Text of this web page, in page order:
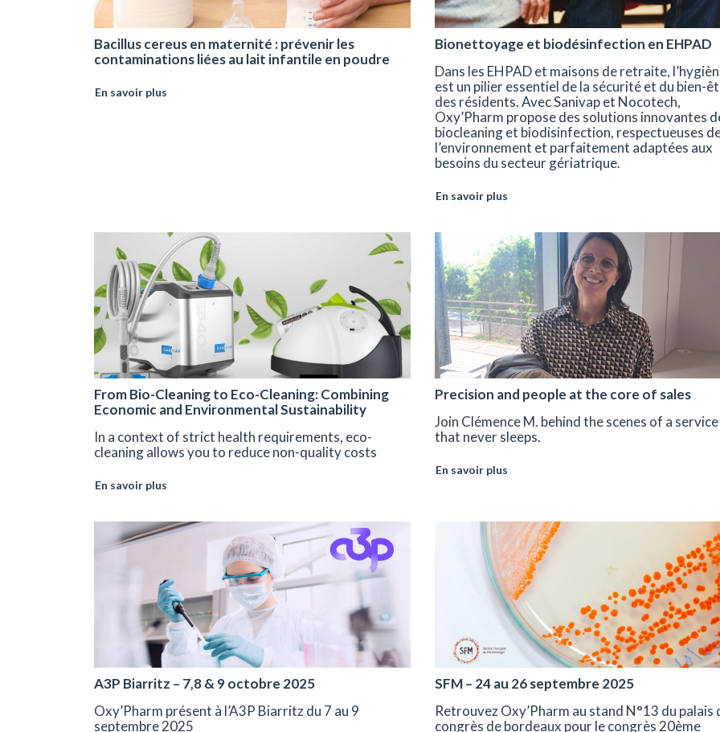
Bacillus cereus en maternité : prévenir les
contaminations liées au lait infantile en poudre
En savoir plus
Bionettoyage et biodésinfection en EHPAD
Dans les EHPAD et maisons de retraite,
est un pilier essentiel de la sécurité et du bien-
des résidents. Avec Sanivap et Nocotech,
Oxy’Pharm propose des solutions innovantes
biocleaning et biodisinfection, respectueuses
l’environnement et parfaitement adaptées aux
besoins du secteur gériatrique.
En savoir plus
From Bio-Cleaning to Eco-Cleaning: Combining
Economic and Environmental Sustainability
In a context of strict health requirements, eco-
cleaning allows you to reduce non-quality costs
En savoir plus
Precision and people at the core of sales
Join Clémence M. behind the scenes of a service
that never sleeps.
En savoir plus
A3P Biarritz – 7,8 & 9 octobre 2025
Oxy’Pharm présent à l’A3P Biarritz du 7 au 9
septembre 2025
SFM – 24 au 26 septembre 2025
Retrouvez Oxy’Pharm au stand N°13 du palais
congrès de bordeaux pour le congrès 20ème